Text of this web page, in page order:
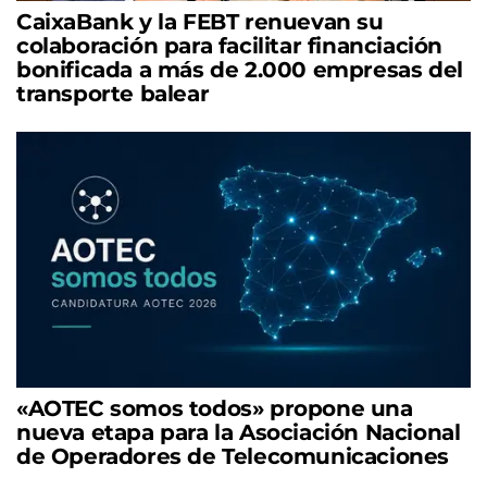
CaixaBank y la FEBT renuevan su
colaboración para facilitar financiación
bonificada a más de 2.000 empresas del
transporte balear
«AOTEC somos todos» propone una
nueva etapa para la Asociación Nacional
de Operadores de Telecomunicaciones